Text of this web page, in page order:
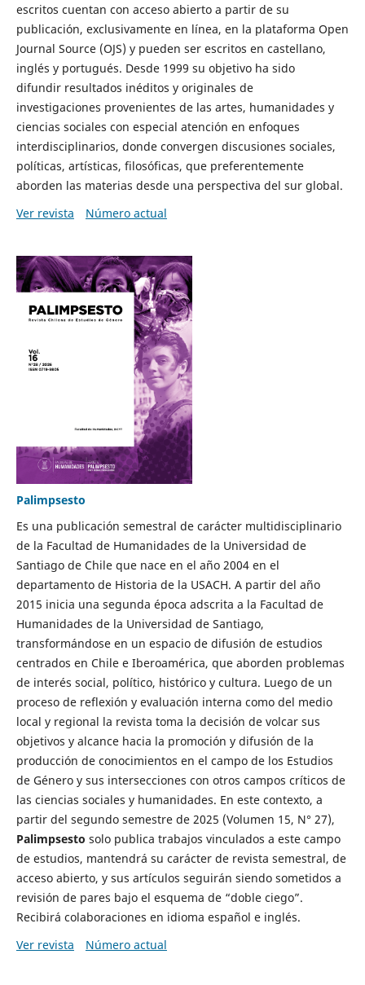
escritos cuentan con acceso abierto a partir de su
publicación, exclusivamente en línea, en la plataforma Open
Journal Source (OJS) y pueden ser escritos en castellano,
inglés y portugués. Desde 1999 su objetivo ha sido
difundir resultados inéditos y originales de
investigaciones provenientes de las artes, humanidades y
ciencias sociales con especial atención en enfoques
interdisciplinarios, donde convergen discusiones sociales,
políticas, artísticas, filosóficas, que preferentemente
aborden las materias desde una perspectiva del sur global.
Ver revista
Número actual
Palimpsesto
Es una publicación semestral de carácter multidisciplinario
de la Facultad de Humanidades de la Universidad de
Santiago de Chile que nace en el año 2004 en el
departamento de Historia de la USACH. A partir del año
2015 inicia una segunda época adscrita a la Facultad de
Humanidades de la Universidad de Santiago,
transformándose en un espacio de difusión de estudios
centrados en Chile e Iberoamérica, que aborden problemas
de interés social, político, histórico y cultura. Luego de un
proceso de reflexión y evaluación interna como del medio
local y regional la revista toma la decisión de volcar sus
objetivos y alcance hacia la promoción y difusión de la
producción de conocimientos en el campo de los Estudios
de Género y sus intersecciones con otros campos críticos de
las ciencias sociales y humanidades. En este contexto, a
partir del segundo semestre de 2025 (Volumen 15, N° 27),
Palimpsesto solo publica trabajos vinculados a este campo
de estudios, mantendrá su carácter de revista semestral, de
acceso abierto, y sus artículos seguirán siendo sometidos a
revisión de pares bajo el esquema de “doble ciego”.
Recibirá colaboraciones en idioma español e inglés.
Ver revista
Número actual